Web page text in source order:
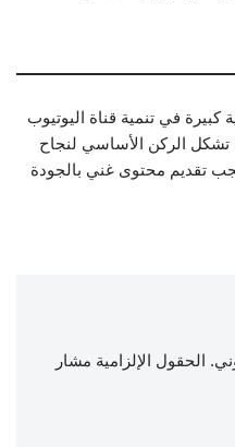
كبيرة في تنمية قناة اليوتيوب
تشكل الركن الأساسي لنجاح
تقديم محتوى غني بالجودة
الحقول الإلزامية مشار